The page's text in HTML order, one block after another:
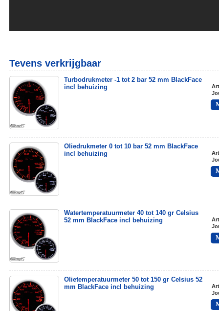
Tevens verkrijgbaar
Turbodrukmeter -1 tot 2 bar 52 mm BlackFace
incl behuizing
Oliedrukmeter 0 tot 10 bar 52 mm BlackFace
incl behuizing
Watertemperatuurmeter 40 tot 140 gr Celsius
52 mm BlackFace incl behuizing
Olietemperatuurmeter 50 tot 150 gr Celsius 52
mm BlackFace incl behuizing